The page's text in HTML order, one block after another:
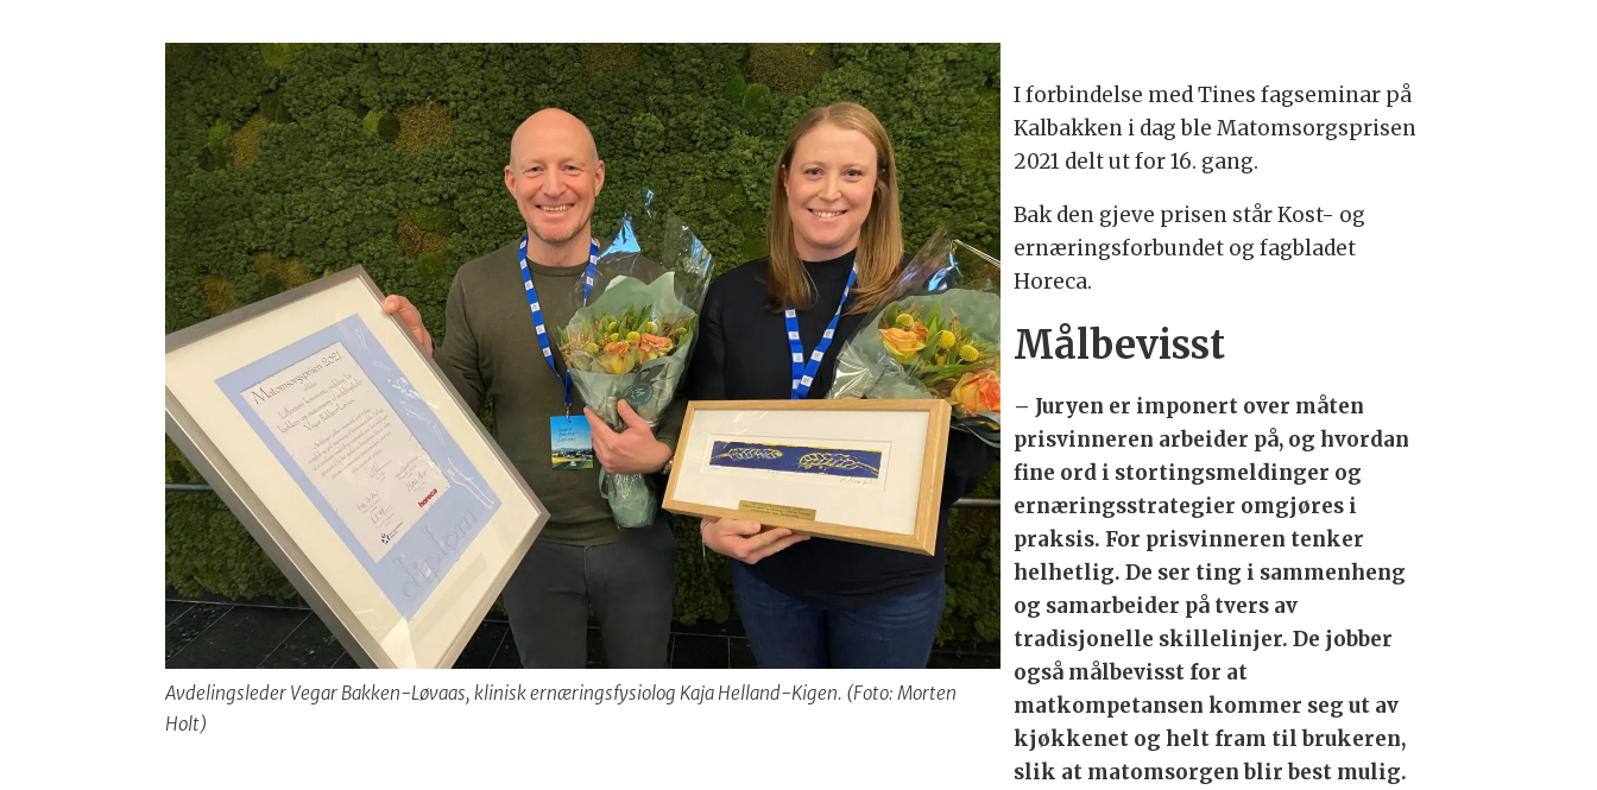
Avdelingsleder Vegar Bakken-Løvaas, klinisk ernæringsfysiolog Kaja Helland-Kigen. (Foto: Morten
Holt)
I forbindelse med Tines fagseminar på
Kalbakken i dag ble Matomsorgsprisen
2021 delt ut for 16. gang.
Bak den gjeve prisen står Kost- og
ernæringsforbundet og fagbladet
Horeca.
Målbevisst
– Juryen er imponert over måten
prisvinneren arbeider på, og hvordan
fine ord i stortingsmeldinger og
ernæringsstrategier omgjøres i
praksis. For prisvinneren tenker
helhetlig. De ser ting i sammenheng
og samarbeider på tvers av
tradisjonelle skillelinjer. De jobber
også målbevisst for at
matkompetansen kommer seg ut av
kjøkkenet og helt fram til brukeren,
slik at matomsorgen blir best mulig.